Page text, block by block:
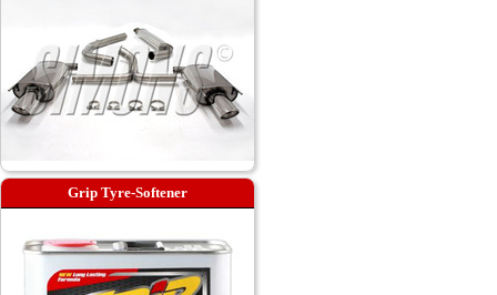
Grip Tyre-Softener